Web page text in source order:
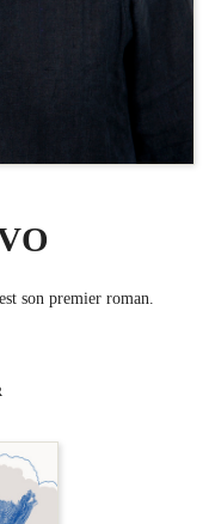
son premier roman.